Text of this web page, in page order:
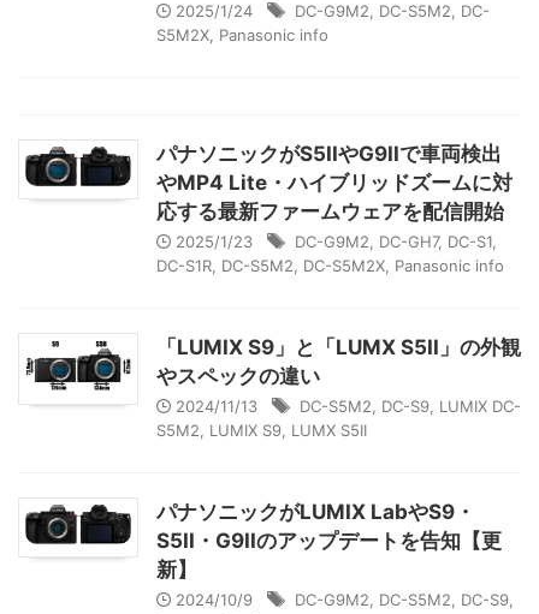
2025/1/24 DC-G9M2 DC-S5M2
DC-
S5M2X Panasonic info
パナソニックがS5IIやG9IIで車両検出
やMP4 Lite・ハイブリッドズームに対
応する最新ファームウェアを配信開始
2025/1/23 DC-G9M2 DC-GH7, DC-S1
DC-S1R DC-S5M2 DC-S5M2X Panasonic info
「LUMIX S9」と「LUMX S5II」の外観
やスペックの違い
2024/11/13 DC-S5M2 DC-S9 LUMIX DC-
S5M2
LUMIX S9 LUMX S5II
パナソニックがLUMIX LabやS9・
S5II・G9IIのアップデートを告知【更
新】
2024/10/9 DC-G9M2 DC-S5M2 DC-S9